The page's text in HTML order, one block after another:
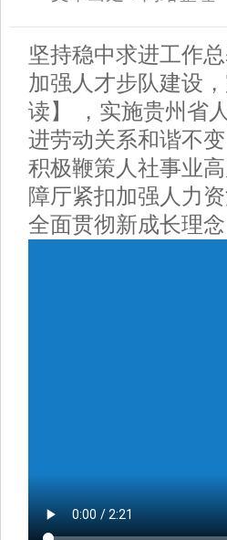
坚持稳中求进工作
加强人才步队建设
读】 ，实施贵州省
进劳动关系和谐不
积极鞭策人社事业
障厅紧扣加强人力
全面贯彻新成长理念